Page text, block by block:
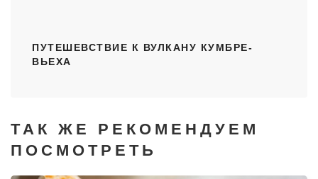
ПУТЕШЕВСТВИЕ К ВУЛКАНУ КУМБРЕ-
ВЬЕХА
ТАК ЖЕ РЕКОМЕНДУЕМ
ПОСМОТРЕТЬ